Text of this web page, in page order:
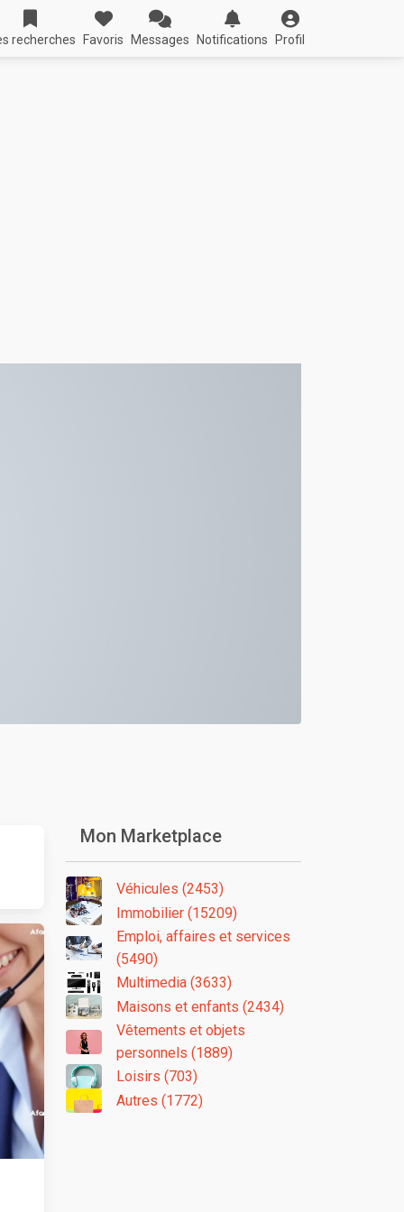
recherches Favoris Messages Notifications Profil
Mon Marketplace
Véhicules (2453)
Immobilier (15209)
Emploi, affaires et services
(5490)
Multimedia (3633)
Maisons et enfants (2434)
Vêtements et objets
personnels (1889)
Loisirs (703)
Autres (1772)